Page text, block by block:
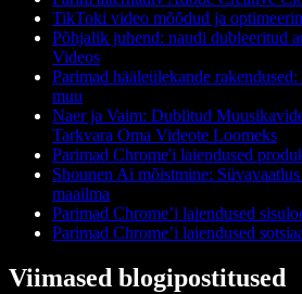
TikToki video mõõdud ja
Põhjalik juhend: naudi dubleeritud
Videos
Parimad hääleülekande
muu
Naer ja Vaim: Dublitud
Tarkvara Oma Videote Loomeks
Parimad Chrome'i laiendused
Shounen Ai mõistmine:
maailma
Parimad Chrome’i laiendused
Parimad Chrome’i laiendused
Viimased blogipostitused